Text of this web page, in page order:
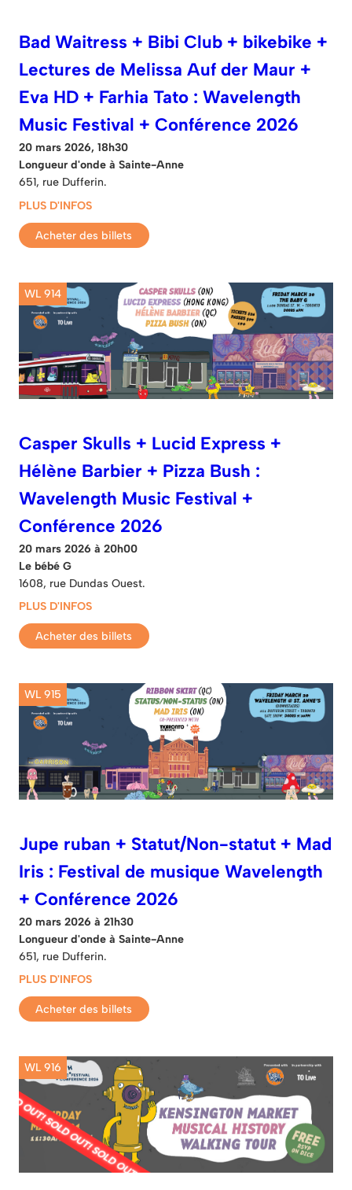
Bad Waitress + Bibi Club + bikebike +
Lectures de Melissa Auf der Maur +
Eva HD + Farhia Tato : Wavelength
Music Festival + Conférence 2026
20 mars 2026, 18h30
Longueur d'onde à Sainte-Anne
651, rue Dufferin.
PLUS D'INFOS
Acheter des billets
WL 914
Casper Skulls + Lucid Express +
Hélène Barbier + Pizza Bush :
Wavelength Music Festival +
Conférence 2026
20 mars 2026 à 20h00
Le bébé G
1608, rue Dundas Ouest.
PLUS D'INFOS
Acheter des billets
WL 915
Jupe ruban + Statut/Non-statut + Mad
Iris : Festival de musique Wavelength
+ Conférence 2026
20 mars 2026 à 21h30
Longueur d'onde à Sainte-Anne
651, rue Dufferin.
PLUS D'INFOS
Acheter des billets
WL 916